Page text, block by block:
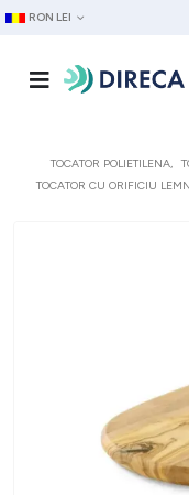
RON LEI
TOCATOR POLIETILENA,
TOCATOR CU ORIFICIU